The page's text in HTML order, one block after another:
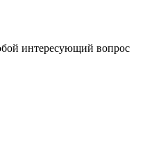
интересующий вопрос